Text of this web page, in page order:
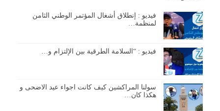
فيديو : إنطلاق أشغال المؤتمر الوطني الثامن
لمنظمة…
فيديو : “السلامة الطرقية بين الإلتزام و…
سولنا المراكشين كيف كانت اجواء عيد الاضحى و
هكذا كان…